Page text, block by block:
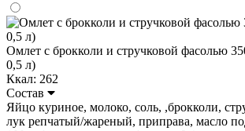
Омлет с брокколи и стручковой фасолью
0,5 л)
Ккал: 262
Состав
Яйцо куриное, молоко, соль, ,брокколи,
лук репчатый/жареный, приправа, масло